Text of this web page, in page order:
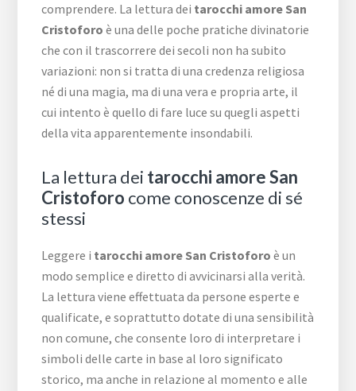
comprendere. La lettura dei tarocchi amore San
Cristoforo è una delle poche pratiche divinatorie
che con il trascorrere dei secoli non ha subito
variazioni: non si tratta di una credenza religiosa
né di una magia, ma di una vera e propria arte, il
cui intento è quello di fare luce su quegli aspetti
della vita apparentemente insondabili.
La lettura dei tarocchi amore San
Cristoforo come conoscenze di sé
stessi
Leggere i tarocchi amore San Cristoforo è un
modo semplice e diretto di avvicinarsi alla verità.
La lettura viene effettuata da persone esperte e
qualificate, e soprattutto dotate di una sensibilità
non comune, che consente loro di interpretare i
simboli delle carte in base al loro significato
storico, ma anche in relazione al momento e alle